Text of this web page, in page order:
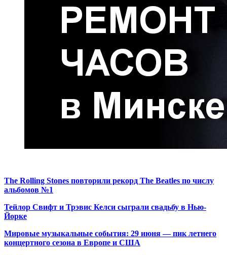
The Rolling Stones повторили рекорд The Beatles по числу
альбомов №1
Тейлор Свифт и Трэвис Келси сыграли свадьбу в Нью-
Йорке
Мировые музыкальные события: 29 июня — пик летнего
концертного сезона в Европе и США